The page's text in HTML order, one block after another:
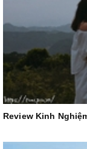
Review Kinh